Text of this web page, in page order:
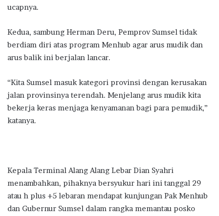
ucapnya.
Kedua, sambung Herman Deru, Pemprov Sumsel tidak
berdiam diri atas program Menhub agar arus mudik dan
arus balik ini berjalan lancar.
“Kita Sumsel masuk kategori provinsi dengan kerusakan
jalan provinsinya terendah. Menjelang arus mudik kita
bekerja keras menjaga kenyamanan bagi para pemudik,”
katanya.
Kepala Terminal Alang Alang Lebar Dian Syahri
menambahkan, pihaknya bersyukur hari ini tanggal 29
atau h plus +5 lebaran mendapat kunjungan Pak Menhub
dan Gubernur Sumsel dalam rangka memantau posko